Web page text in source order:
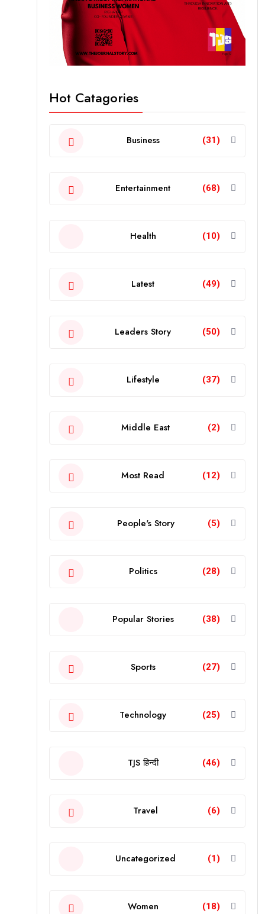
Hot Catagories
Business (31)
Entertainment (68)
Health (10)
Latest (49)
Leaders Story (50)
Lifestyle (37)
Middle East (2)
Most Read (12)
People's Story (5)
Politics (28)
Popular Stories (38)
Sports (27)
Technology (25)
TJS हिन्दी (46)
Travel (6)
Uncategorized (1)
Women (18)